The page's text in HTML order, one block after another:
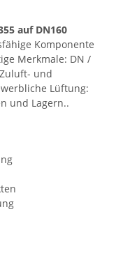
auf DN160
Komponente
Merkmale: DN /
und
Lüftung:
und Lagern..